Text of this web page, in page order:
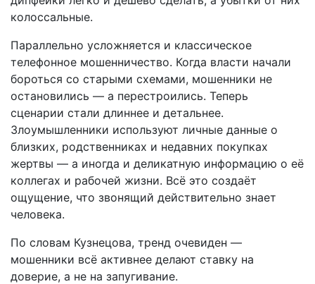
колоссальные.
Параллельно усложняется и классическое
телефонное мошенничество. Когда власти начали
бороться со старыми схемами, мошенники не
остановились — а перестроились. Теперь
сценарии стали длиннее и детальнее.
Злоумышленники используют личные данные о
близких, родственниках и недавних покупках
жертвы — а иногда и деликатную информацию о её
коллегах и рабочей жизни. Всё это создаёт
ощущение, что звонящий действительно знает
человека.
По словам Кузнецова, тренд очевиден —
мошенники всё активнее делают ставку на
доверие, а не на запугивание.